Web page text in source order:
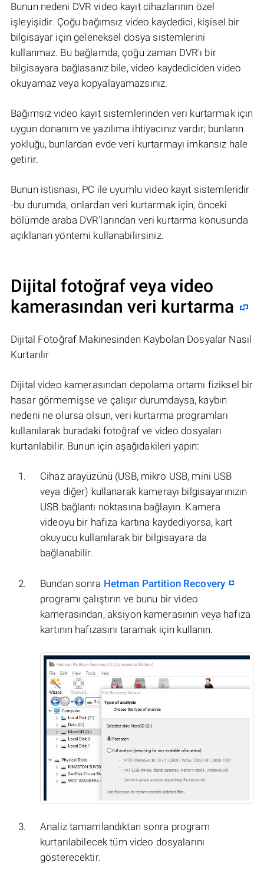
Bunun nedeni DVR video kayıt cihazlarının özel
işleyişidir. Çoğu bağımsız video kaydedici, kişisel bir
bilgisayar için geleneksel dosya sistemlerini
kullanmaz. Bu bağlamda, çoğu zaman DVR'ı bir
bilgisayara bağlasanız bile, video kaydediciden video
okuyamaz veya kopyalayamazsınız.
Bağımsız video kayıt sistemlerinden veri kurtarmak için
uygun donanım ve yazılıma ihtiyacınız vardır; bunların
yokluğu, bunlardan evde veri kurtarmayı imkansız hale
getirir.
Bunun istisnası, PC ile uyumlu video kayıt sistemleridir
-bu durumda, onlardan veri kurtarmak için, önceki
bölümde araba DVR'larından veri kurtarma konusunda
açıklanan yöntemi kullanabilirsiniz.
Dijital fotoğraf veya video
kamerasından veri kurtarma
Dijital Fotoğraf Makinesinden Kaybolan Dosyalar Nasıl
Kurtarılır
Dijital video kamerasından depolama ortamı fiziksel bir
hasar görmemişse ve çalışır durumdaysa, kaybın
nedeni ne olursa olsun, veri kurtarma programları
kullanılarak buradaki fotoğraf ve video dosyaları
kurtarılabilir. Bunun için aşağıdakileri yapın:
Cihaz arayüzünü (USB, mikro USB, mini USB
veya diğer) kullanarak kamerayı bilgisayarınızın
USB bağlantı noktasına bağlayın. Kamera
videoyu bir hafıza kartına kaydediyorsa, kart
okuyucu kullanılarak bir bilgisayara da
bağlanabilir.
Bundan sonra Hetman Partition Recovery
programı çalıştırın ve bunu bir video
kamerasından, aksiyon kamerasının veya hafıza
kartının hafızasını taramak için kullanın.
Analiz tamamlandıktan sonra program
kurtarılabilecek tüm video dosyalarını
gösterecektir.